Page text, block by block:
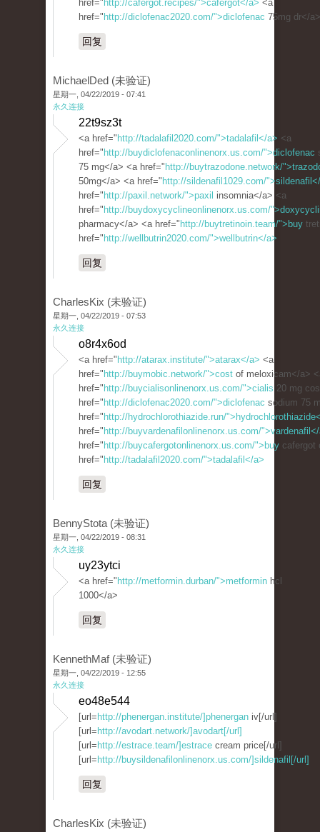
href=" http://cafergot.recipes/">cafergot</a> <a
href=" http://diclofenac2020.com/">diclofenac 75mg dr</a>
回复
MichaelDed (未验证)
星期一, 04/22/2019 - 07:41
永久连接
22t9sz3t
<a href=" http://tadalafil2020.com/">tadalafil</a> <a
href=" http://buydiclofenaconlinenorx.us.com/">diclofenac
75 mg</a> <a href=" http://buytrazodone.network/
50mg</a> <a href=" http://sildenafil1029.com/
href=" http://paxil.network/">paxil insomnia</a> <a
href=" http://buydoxycyclineonlinenorx.us.com/
pharmacy</a> <a href=" http://buytretinoin.team/">buy
href=" http://wellbutrin2020.com/">wellbutrin</a>
回复
CharlesKix (未验证)
星期一, 04/22/2019 - 07:53
永久连接
o8r4x6od
<a href=" http://atarax.institute/">atarax</a> <a
href=" http://buymobic.network/">cost of meloxicam</a>
href=" http://buycialisonlinenorx.us.com/">cialis 20 mg
href=" http://diclofenac2020.com/">diclofenac sodium 75
href=" http://hydrochlorothiazide.run/
href=" http://buyvardenafilonlinenorx.us.com/
href=" http://buycafergotonlinenorx.us.com/">buy cafergot
href=" http://tadalafil2020.com/">tadalafil</a>
回复
BennyStota (未验证)
星期一, 04/22/2019 - 08:31
永久连接
uy23ytci
<a href=" http://metformin.durban/">metformin hcl
1000</a>
回复
KennethMaf (未验证)
星期一, 04/22/2019 - 12:55
永久连接
eo48e544
[url= http://phenergan.institute/]phenergan iv[/url]
[url= http://avodart.network/]avodart[/url]
[url= http://estrace.team/]estrace cream price[/url]
[url= http://buysildenafilonlinenorx.us.com/]sildenafil[/url]
回复
CharlesKix (未验证)